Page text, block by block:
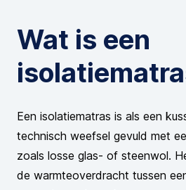
Wat is een
Een isolatiematras is als een
technisch weefsel gevuld met
zoals losse glas- of steenwol.
de warmteoverdracht tussen